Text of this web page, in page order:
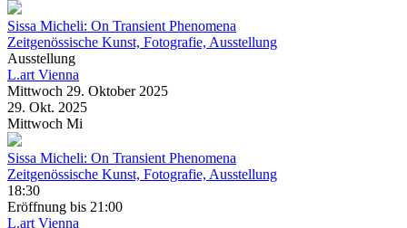
Sissa Micheli: On Transient Phenomena
Zeitgenössische Kunst, Fotografie, Ausstellung
Ausstellung
L.art Vienna
Mittwoch 29. Oktober 2025
29. Okt. 2025
Mittwoch Mi
Sissa Micheli: On Transient Phenomena
Zeitgenössische Kunst, Fotografie, Ausstellung
18:30
Eröffnung bis 21:00
L.art Vienna